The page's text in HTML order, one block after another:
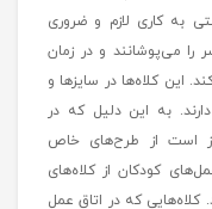
باعث شده پوشیدنکلاه
کاری لازم و ضروری
را می‌پوشانند و در زمان
این کلاه‌ها در سایزها و